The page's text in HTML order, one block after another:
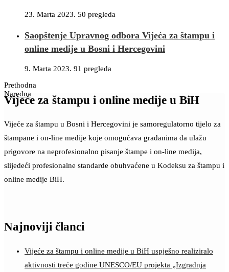
23. Marta 2023. 50 pregleda
Saopštenje Upravnog odbora Vijeća za štampu i
online medije u Bosni i Hercegovini
9. Marta 2023. 91 pregleda
Prethodna
Naredna
Vijeće za štampu i online medije u BiH
Vijeće za štampu u Bosni i Hercegovini je samoregulatorno tijelo za
štampane i on-line medije koje omogućava građanima da ulažu
prigovore na neprofesionalno pisanje štampe i on-line medija,
slijedeći profesionalne standarde obuhvaćene u Kodeksu za štampu i
online medije BiH.
Najnoviji članci
Vijeće za štampu i online medije u BiH uspješno realiziralo
aktivnosti treće godine UNESCO/EU projekta „Izgradnja